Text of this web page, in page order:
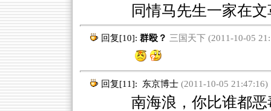
同情马先生一家在文
回复[10]: 群殴？ 三国天下 (2011-10-05
回复[11]: 东京博士(2011-10-05 21:47:16)
南海浪，你比谁都恶